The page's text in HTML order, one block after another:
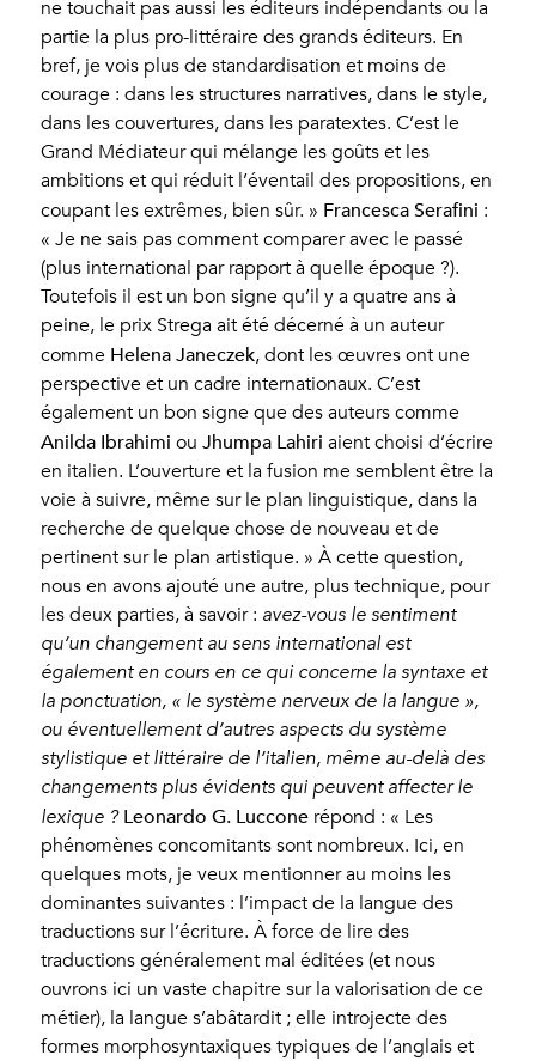
ne touchait pas aussi les éditeurs indépendants ou la
partie la plus pro-littéraire des grands éditeurs. En
bref, je vois plus de standardisation et moins de
courage : dans les structures narratives, dans le style,
dans les couvertures, dans les paratextes. C’est le
Grand Médiateur qui mélange les goûts et les
ambitions et qui réduit l’éventail des propositions, en
coupant les extrêmes, bien sûr. » Francesca Serafini :
« Je ne sais pas comment comparer avec le passé
(plus international par rapport à quelle époque ?).
Toutefois il est un bon signe qu’il y a quatre ans à
peine, le prix Strega ait été décerné à un auteur
comme Helena Janeczek, dont les œuvres ont une
perspective et un cadre internationaux. C’est
également un bon signe que des auteurs comme
Anilda Ibrahimi ouJhumpa Lahiri aient choisi d’écrire
en italien. L’ouverture et la fusion me semblent être la
voie à suivre, même sur le plan linguistique, dans la
recherche de quelque chose de nouveau et de
pertinent sur le plan artistique. » À cette question,
nous en avons ajouté une autre, plus technique, pour
les deux parties, à savoir : avez-vous le sentiment
qu’un changement au sens international est
également en cours en ce qui concerne la syntaxe et
la ponctuation, « le système nerveux de la langue »,
ou éventuellement d’autres aspects du système
stylistique et littéraire de l’italien, même au-delà des
changements plus évidents qui peuvent affecter le
lexique ? Leonardo G. Luccone répond : « Les
phénomènes concomitants sont nombreux. Ici, en
quelques mots, je veux mentionner au moins les
dominantes suivantes : l’impact de la langue des
traductions sur l’écriture. À force de lire des
traductions généralement mal éditées (et nous
ouvrons ici un vaste chapitre sur la valorisation de ce
métier), la langue s’abâtardit ; elle introjecte des
formes morphosyntaxiques typiques de l’anglais et